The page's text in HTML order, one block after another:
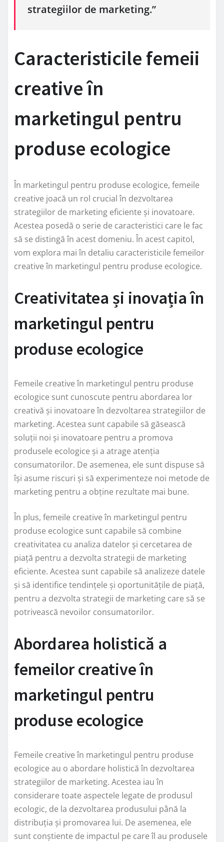
strategiilor de marketing.”
Caracteristicile femeii
creative în
marketingul pentru
produse ecologice
În marketingul pentru produse ecologice, femeile
creative joacă un rol crucial în dezvoltarea
strategiilor de marketing eficiente și inovatoare.
Acestea posedă o serie de caracteristici care le fac
să se distingă în acest domeniu. În acest capitol,
vom explora mai în detaliu caracteristicile femeilor
creative în marketingul pentru produse ecologice.
Creativitatea și inovația în
marketingul pentru
produse ecologice
Femeile creative în marketingul pentru produse
ecologice sunt cunoscute pentru abordarea lor
creativă și inovatoare în dezvoltarea strategiilor de
marketing. Acestea sunt capabile să găsească
soluții noi și inovatoare pentru a promova
produsele ecologice și a atrage atenția
consumatorilor. De asemenea, ele sunt dispuse să
își asume riscuri și să experimenteze noi metode de
marketing pentru a obține rezultate mai bune.
În plus, femeile creative în marketingul pentru
produse ecologice sunt capabile să combine
creativitatea cu analiza datelor și cercetarea de
piață pentru a dezvolta strategii de marketing
eficiente. Acestea sunt capabile să analizeze datele
și să identifice tendințele și oportunitățile de piață,
pentru a dezvolta strategii de marketing care să se
potrivească nevoilor consumatorilor.
Abordarea holistică a
femeilor creative în
marketingul pentru
produse ecologice
Femeile creative în marketingul pentru produse
ecologice au o abordare holistică în dezvoltarea
strategiilor de marketing. Acestea iau în
considerare toate aspectele legate de produsul
ecologic, de la dezvoltarea produsului până la
distribuția și promovarea lui. De asemenea, ele
sunt conștiente de impactul pe care îl au produsele